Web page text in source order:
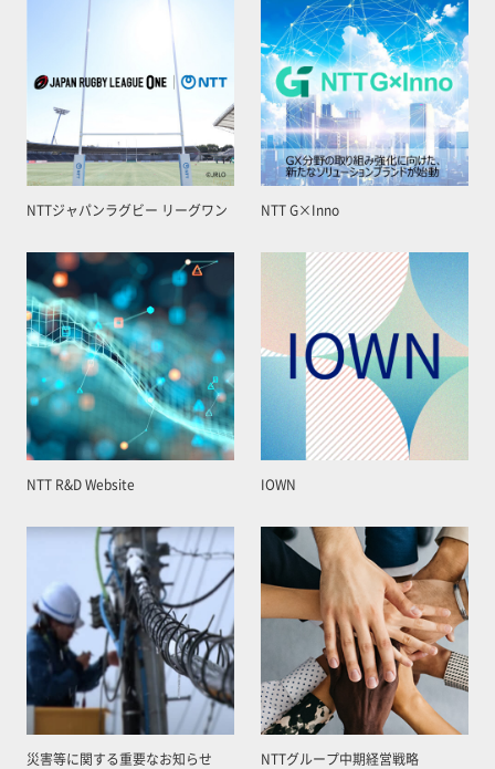
NTTジャパンラグビー リーグワン NTT G×Inno
NTT R&D Website IOWN
災害等に関する重要なお知らせ NTTグループ中期経営戦略